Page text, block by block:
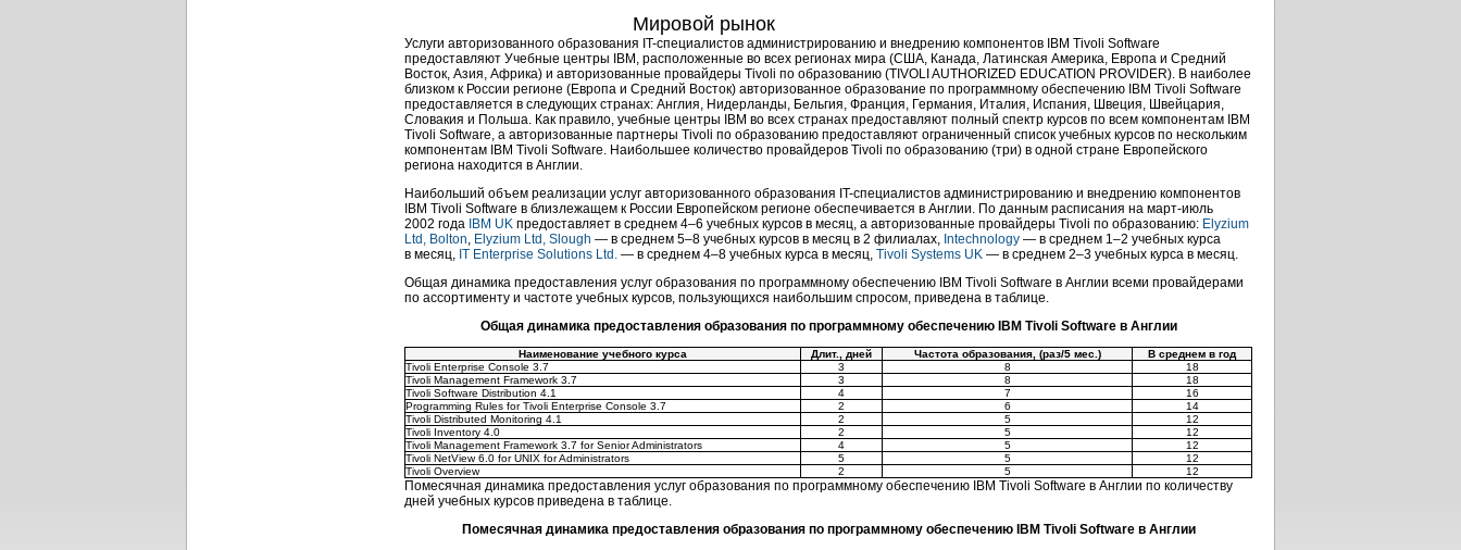
Мировой рынок
Услуги авторизованного образования IT-специалистов администрированию и внедрению компонентов IBM Tivoli Software
предоставляют Учебные центры IBM, расположенные во всех регионах мира (США, Канада, Латинская Америка, Европа и Средний
Восток, Азия, Африка) и авторизованные провайдеры Tivoli по образованию (TIVOLI AUTHORIZED EDUCATION PROVIDER). В наиболее
близком к России регионе (Европа и Средний Восток) авторизованное образование по программному обеспечению IBM Tivoli Software
предоставляется в следующих странах: Англия, Нидерланды, Бельгия, Франция, Германия, Италия, Испания, Швеция, Швейцария,
Словакия и Польша. Как правило, учебные центры IBM во всех странах предоставляют полный спектр курсов по всем компонентам IBM
Tivoli Software, а авторизованные партнеры Tivoli по образованию предоставляют ограниченный список учебных курсов по нескольким
компонентам IBM Tivoli Software. Наибольшее количество провайдеров Tivoli по образованию (три) в одной стране Европейского
региона находится в Англии.
Наибольший объем реализации услуг авторизованного образования IT-специалистов администрированию и внедрению компонентов
IBM Tivoli Software в близлежащем к России Европейском регионе обеспечивается в Англии. По данным расписания на март-июль
2002 года IBM UK предоставляет в среднем 4–6 учебных курсов в месяц, а авторизованные провайдеры Tivoli по образованию: Elyzium
Ltd, Bolton, Elyzium Ltd, Slough — в среднем 5–8 учебных курсов в месяц в 2 филиалах, Intechnology — в среднем 1–2 учебных курса
в месяц, IT Enterprise Solutions Ltd. — в среднем 4–8 учебных курса в месяц, Tivoli Systems UK — в среднем 2–3 учебных курса в месяц.
Общая динамика предоставления услуг образования по программному обеспечению IBM Tivoli Software в Англии всеми провайдерами
по ассортименту и частоте учебных курсов, пользующихся наибольшим спросом, приведена в таблице.
Общая динамика предоставления образования по программному обеспечению IBM Tivoli Software в Англии
Наименование учебного курса Длит., дней Частота образования, (раз/5 мес.)
В среднем в год
Tivoli Enterprise Console 3.7
3 8
18
Tivoli Management Framework 3.7
3 8
18
Tivoli Software Distribution 4.1
4 7
16
Programming Rules for Tivoli Enterprise Console 3.7
2 6
14
Tivoli Distributed Monitoring 4.1
2 5
12
Tivoli Inventory 4.0
2 5
12
Tivoli Management Framework 3.7 for Senior Administrators
4 5
12
Tivoli NetView 6.0 for UNIX for Administrators
5 5
12
Tivoli Overview
2 5 12
Помесячная динамика предоставления услуг образования по программному обеспечению IBM Tivoli Software в Англии по количеству
дней учебных курсов приведена в таблице.
Помесячная динамика предоставления образования по программному обеспечению IBM Tivoli Software в Англии